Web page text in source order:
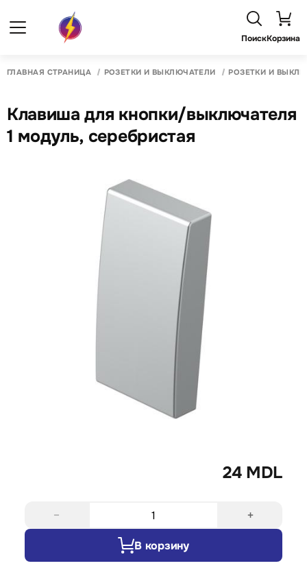
ПоискКорзина
ГЛАВНАЯ СТРАНИЦА РОЗЕТКИ И ВЫКЛЮЧАТЕЛИ РОЗЕТКИ И
Клавиша для кнопки/выключателя
1 модуль, серебристая
24 MDL
− +
В корзину